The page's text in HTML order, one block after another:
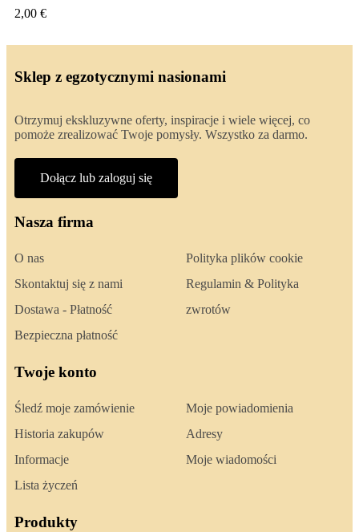
2,00 €
Sklep z egzotycznymi nasionami
Otrzymuj ekskluzywne oferty, inspiracje i wiele więcej, co
pomoże zrealizować Twoje pomysły. Wszystko za darmo.
Dołącz lub zaloguj się
Nasza firma
O nas
Skontaktuj się z nami
Dostawa - Płatność
Bezpieczna płatność
Polityka plików cookie
Regulamin & Polityka
zwrotów
Twoje konto
Śledź moje zamówienie
Historia zakupów
Informacje
Lista życzeń
Moje powiadomienia
Adresy
Moje wiadomości
Produkty